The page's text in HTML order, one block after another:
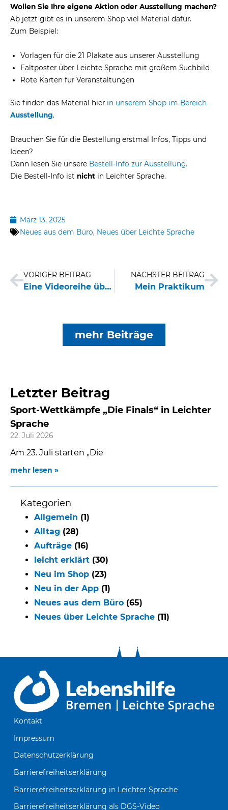
Letzter Beitrag
Sport-Wettkämpfe „Die Finals“ in Leichter
Sprache
22. Juli 2026
Am 23. Juli starten „Die
mehr lesen »
Kategorien
Allgemein (1)
Alltag (28)
Aufträge (16)
leicht erklärt (30)
Neu im Shop (23)
Neu in der App (1)
Neues aus dem Büro (65)
Neues über Leichte Sprache (11)
Wollen Sie Ihre eigene Aktion oder Ausstellung machen?
Ab jetzt gibt es in unserem Shop viel Material dafür.
Zum Beispiel:
Vorlagen für die 21 Plakate aus unserer Ausstellung
Faltposter über Leichte Sprache mit großem Suchbild
Rote Karten für Veranstaltungen
Sie finden das Material hier in unserem Shop im Bereich
Ausstellung.
Brauchen Sie für die Bestellung erstmal Infos, Tipps und
Ideen?
Dann lesen Sie unsere Bestell-Info zur Ausstellung.
Die Bestell-Info ist nicht in Leichter Sprache.
März 13, 2025
Neues aus dem Büro, Neues über Leichte Sprache
Zurück
VORIGER BEITRAG
Eine Videoreihe über Leichte Sprache
NÄCHSTER BEITRAG
Mein Praktikum
mehr Beiträge
Kontakt
Impressum
Datenschutzerklärung
Barrierefreiheitserklärung
Barrierefreiheitserklärung in Leichter Sprache
Barrierefreiheitserklärung als DGS-Video